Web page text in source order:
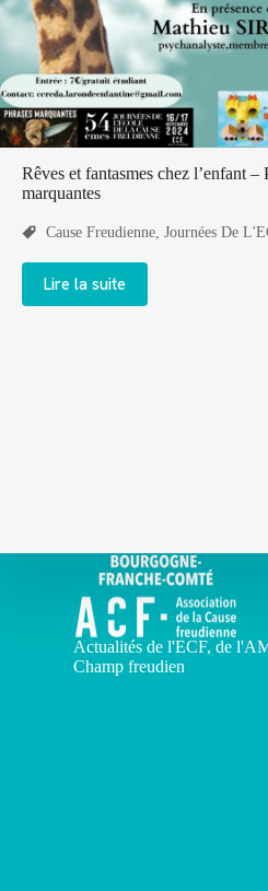
Rêves et fantasmes chez l’enfant –
marquantes
Cause Freudienne Journées De
Lire la suite
Actualités de l'ECF, de
Champ freudien